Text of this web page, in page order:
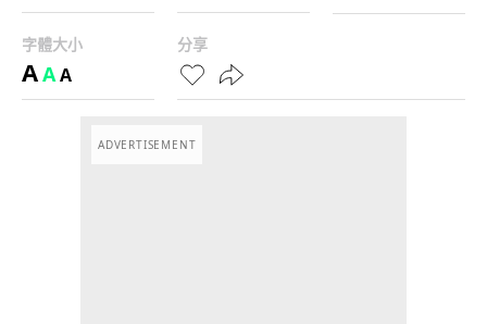
字體大小
AAA
分享
ADVERTISEMENT